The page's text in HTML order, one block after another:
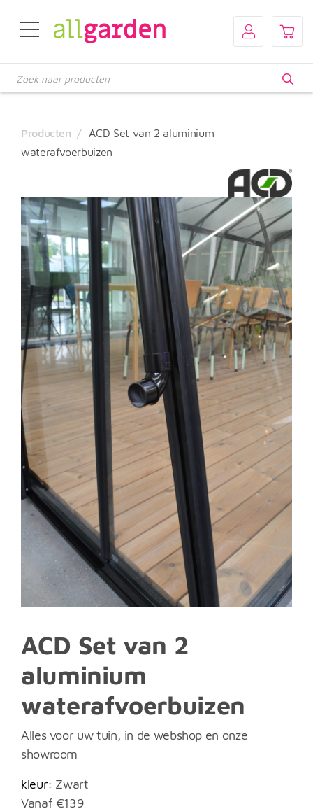
zoeken
Producten
ACD Set van 2 aluminium
waterafvoerbuizen
ACD Set van 2
aluminium
waterafvoerbuizen
Alles voor uw tuin, in de webshop en onze
showroom
kleur: Zwart
Vanaf €139